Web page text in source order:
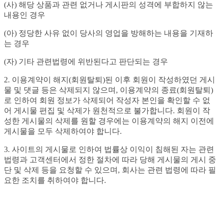
(사) 해당 상품과 관련 없거나 게시판의 성격에 부합하지 않는
내용인 경우
(아) 정당한 사유 없이 당사의 영업을 방해하는 내용을 기재하
는 경우
(자) 기타 관련법령에 위반된다고 판단되는 경우
2. 이용계약이 해지(회원탈퇴)된 이후 회원이 작성하였던 게시
물 및 댓글 등은 삭제되지 않으며, 이용계약의 종료(회원탈퇴)
로 인하여 회원 정보가 삭제되어 작성자 본인을 확인할 수 없
어 게시물 편집 및 삭제가 원천적으로 불가합니다. 회원이 작
성한 게시물의 삭제를 원할 경우에는 이용계약의 해지 이전에
게시물을 모두 삭제하여야 합니다.
3. 사이트의 게시물로 인하여 법률상 이익이 침해된 자는 관련
법령과 고객센터에서 정한 절차에 따라 당해 게시물의 게시 중
단 및 삭제 등을 요청할 수 있으며, 회사는 관련 법령에 따라 필
요한 조치를 취하여야 합니다.